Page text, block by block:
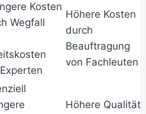
Kosten
Wegfall
Höhere Kosten
durch
Beauftragung
von Fachleuten
Höhere Qualität